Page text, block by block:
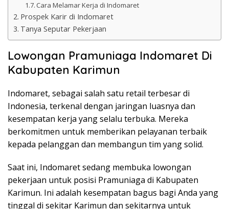
Cara Melamar Kerja di Indomaret
Prospek Karir di Indomaret
Tanya Seputar Pekerjaan
Lowongan Pramuniaga Indomaret Di
Kabupaten Karimun
Indomaret, sebagai salah satu retail terbesar di
Indonesia, terkenal dengan jaringan luasnya dan
kesempatan kerja yang selalu terbuka. Mereka
berkomitmen untuk memberikan pelayanan terbaik
kepada pelanggan dan membangun tim yang solid.
Saat ini, Indomaret sedang membuka lowongan
pekerjaan untuk posisi Pramuniaga di Kabupaten
Karimun. Ini adalah kesempatan bagus bagi Anda yang
tinggal di sekitar Karimun dan sekitarnya untuk